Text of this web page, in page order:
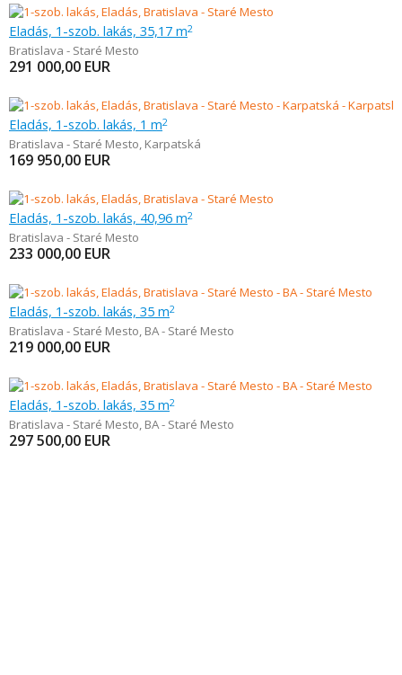
Eladás, 1-szob. lakás, 35,17 m2
Bratislava - Staré Mesto
291 000,00 EUR
Eladás, 1-szob. lakás, 1 m2
Bratislava - Staré Mesto, Karpatská
169 950,00 EUR
Eladás, 1-szob. lakás, 40,96 m2
Bratislava - Staré Mesto
233 000,00 EUR
Eladás, 1-szob. lakás, 35 m2
Bratislava - Staré Mesto, BA - Staré Mesto
219 000,00 EUR
Eladás, 1-szob. lakás, 35 m2
Bratislava - Staré Mesto, BA - Staré Mesto
297 500,00 EUR